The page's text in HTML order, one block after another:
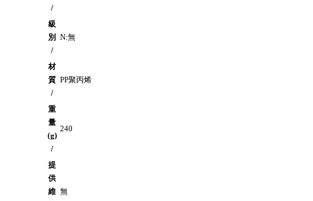
/
級
別
/
N:無
材
質
/
PP聚丙烯
重
量
(g)
/
240
提
供
維 無